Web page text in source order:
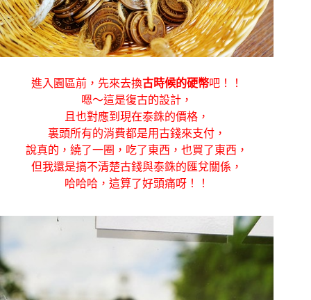
進入園區前，先來去換古時候的硬幣吧！！
嗯～這是復古的設計，
且也對應到現在泰銖的價格，
裏頭所有的消費都是用古錢來支付，
說真的，繞了一圈，吃了東西，也買了東西，
但我還是搞不清楚古錢與泰銖的匯兌關係，
哈哈哈，這算了好頭痛呀！！